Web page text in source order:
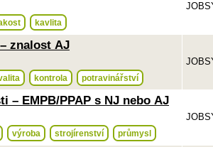
kavlita
znalost AJ
kontrola potravinářství
– EMPB/PPAP s NJ nebo AJ
výroba strojírenství průmysl